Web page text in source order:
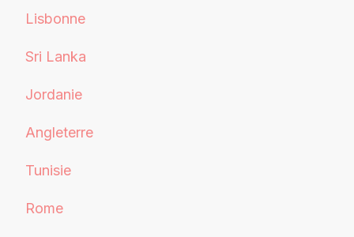
Lisbonne
Sri Lanka
Jordanie
Angleterre
Tunisie
Rome